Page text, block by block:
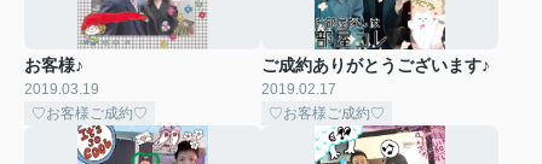
お客様♪
2019.03.19
♡お客様ご成約♡
ご成約ありがとうございます♪
2019.02.17
♡お客様ご成約♡